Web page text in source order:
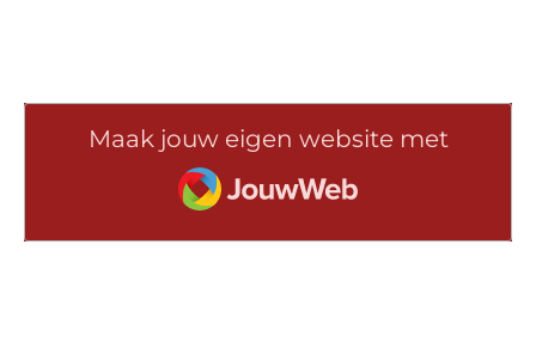
Maak jouw eigen website met
JouwWeb